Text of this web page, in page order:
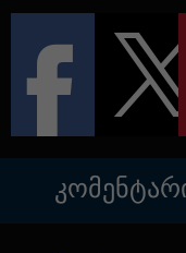
მცენარეს უნიკალურ
დამამშვიდებელ
ეფექტია. THC
უზრუნველყოფს
ეფექტს, იდეალურია
სტრესის
ძლიერ ეფექტს